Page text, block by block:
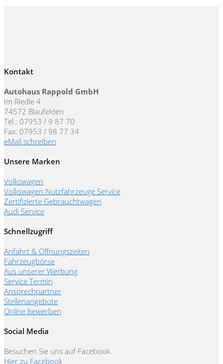
Kontakt
Autohaus Rappold GmbH
Im Riedle 4
74572 Blaufelden
Tel.: 07953 / 9 87 70
Fax: 07953 / 98 77 34
eMail schreiben
Unsere Marken
Volkswagen
Volkswagen Nutzfahrzeuge Service
Zertifizierte Gebrauchtwagen
Audi Service
Schnellzugriff
Anfahrt & Öffnungszeiten
Fahrzeugbörse
Aus unserer Werbung
Service Termin
Ansprechpartner
Stellenangebote
Online bewerben
Social Media
Besuchen Sie uns auf Facebook.
Hier zu Facebook